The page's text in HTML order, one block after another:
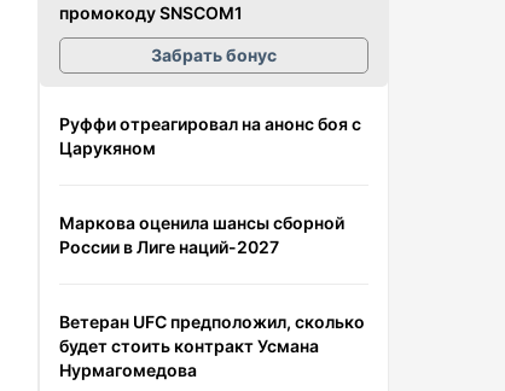
промокоду SNSCOM1
Забрать бонус
Руффи отреагировал на анонс боя с
Царукяном
Маркова оценила шансы сборной
России в Лиге наций-2027
Ветеран UFC предположил, сколько
будет стоить контракт Усмана
Нурмагомедова